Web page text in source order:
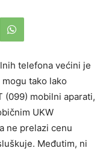
telefona većini je
tako lako
(099) mobilni aparati,
UKW
ne prelazi cenu
Međutim, ni